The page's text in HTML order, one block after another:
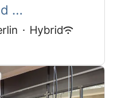
...
· Hybrid